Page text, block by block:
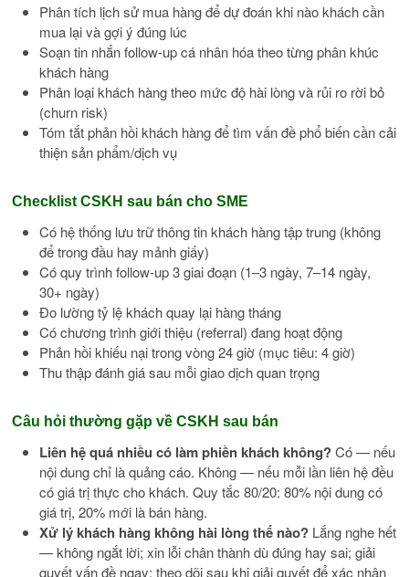
Phân tích lịch sử mua hàng để dự đoán khi nào khách cần
mua lại và gợi ý đúng lúc
Soạn tin nhắn follow-up cá nhân hóa theo từng phân khúc
khách hàng
Phân loại khách hàng theo mức độ hài lòng và rủi ro rời bỏ
(churn risk)
Tóm tắt phản hồi khách hàng để tìm vấn đề phổ biến cần cải
thiện sản phẩm/dịch vụ
Checklist CSKH sau bán cho SME
Có hệ thống lưu trữ thông tin khách hàng tập trung (không
để trong đầu hay mảnh giấy)
Có quy trình follow-up 3 giai đoạn (1–3 ngày, 7–14 ngày,
30+ ngày)
Đo lường tỷ lệ khách quay lại hàng tháng
Có chương trình giới thiệu (referral) đang hoạt động
Phản hồi khiếu nại trong vòng 24 giờ (mục tiêu: 4 giờ)
Thu thập đánh giá sau mỗi giao dịch quan trọng
Câu hỏi thường gặp về CSKH sau bán
Liên hệ quá nhiều có làm phiền khách không?Có — nếu
nội dung chỉ là quảng cáo. Không — nếu mỗi lần liên hệ đều
có giá trị thực cho khách. Quy tắc 80/20: 80% nội dung có
giá trị, 20% mới là bán hàng.
Xử lý khách hàng không hài lòng thế nào? Lắng nghe hết
— không ngắt lời; xin lỗi chân thành dù đúng hay sai; giải
quyết vấn đề ngay; theo dõi sau khi giải quyết để xác nhận